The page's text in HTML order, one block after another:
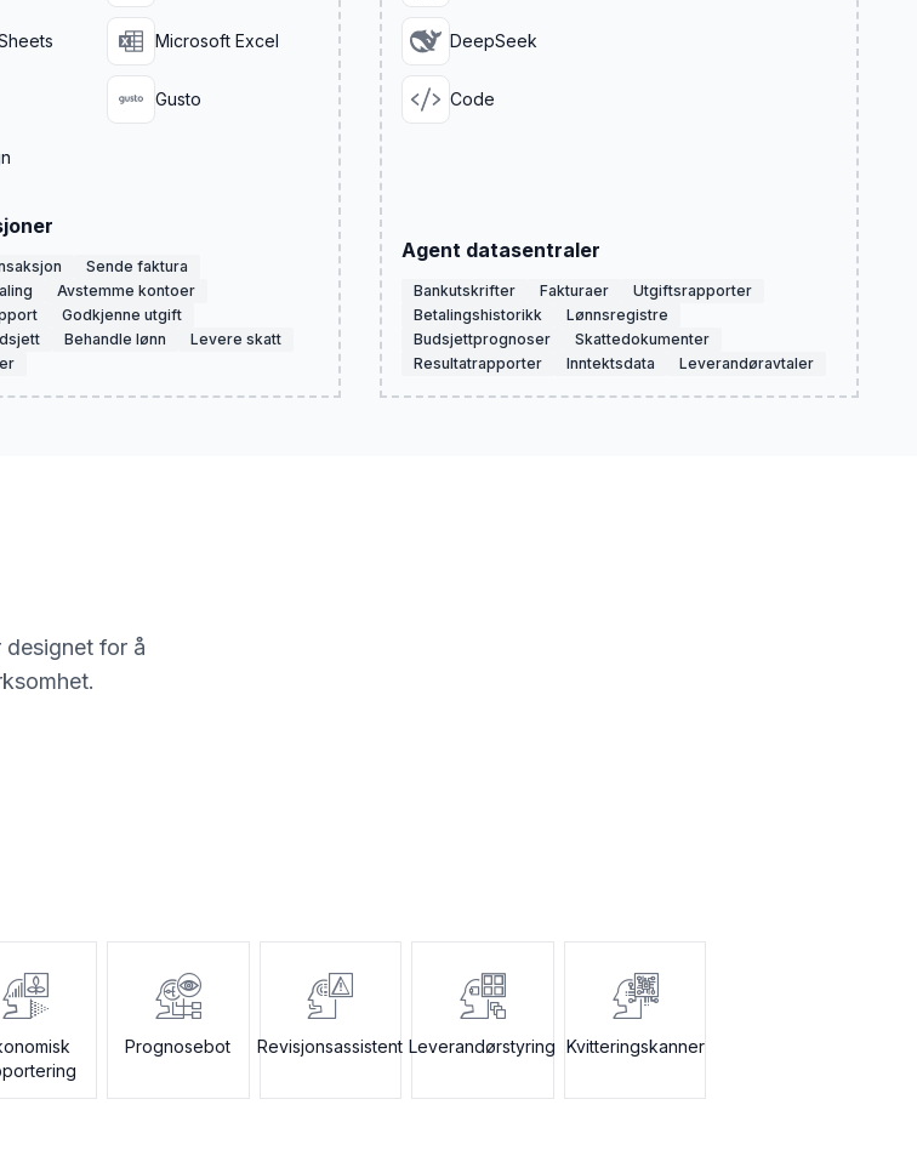
Microsoft Excel
Gusto
Sende faktura
Avstemme kontoer
Godkjenne utgift
Behandle lønn
Levere skatt
DeepSeek
Code
Agent datasentraler
Bankutskrifter Fakturaer
Utgiftsrapporter
Betalingshistorikk
Lønnsregistre
Budsjettprognoser
Skattedokumenter
Resultatrapporter
Inntektsdata Leverandøravtaler
designet for å
Prognosebot Revisjonsassistent Leverandørstyring Kvitteringskanner